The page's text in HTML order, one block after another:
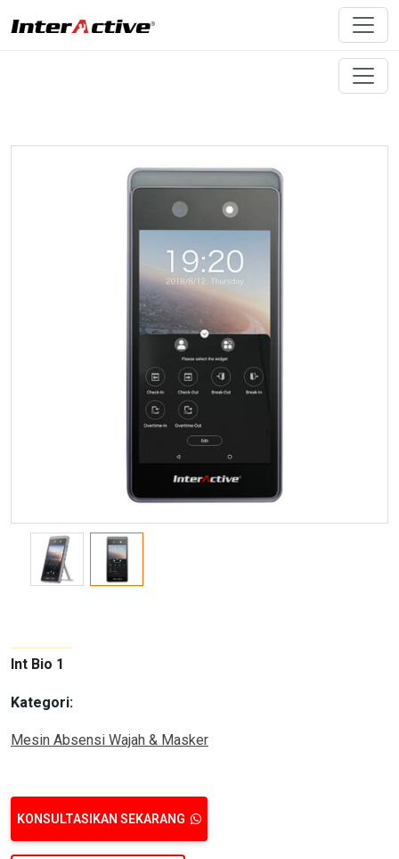
Int Bio 1
Kategori:
Mesin Absensi Wajah & Masker
KONSULTASIKAN SEKARANG